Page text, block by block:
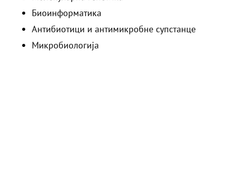
Биоинформатика
Антибиотици и антимикробне супстанце
Микробиологија